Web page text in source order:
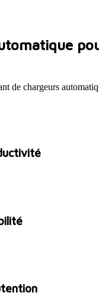
de chargeurs